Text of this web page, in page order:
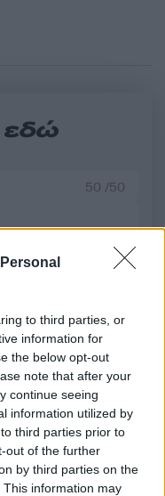
to third parties, or
information for
the below opt-out
note that after your
continue seeing
information utilized by
third parties prior to
out of the further
by third parties on the
This information may
εδώ
50 /50
ισχύουν
Google.